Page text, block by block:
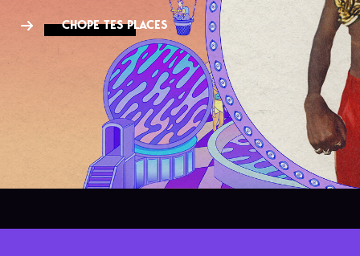
CHOPE TES PLACES